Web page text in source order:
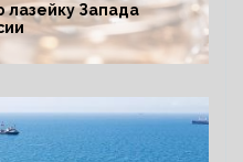
лазейку Запада